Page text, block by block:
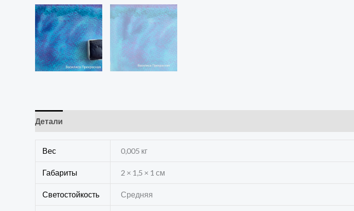
Детали
Вес 0,005 кг
Габариты 2 × 1,5 × 1 см
Светостойкость Средняя